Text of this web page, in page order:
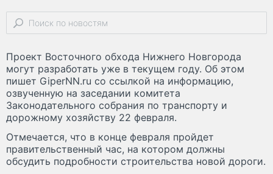
Проект Восточного обхода Нижнего Новгорода
могут разработать уже в текущем году. Об этом
пишет GiperNN.ru со ссылкой на информацию,
озвученную на заседании комитета
Законодательного собрания по транспорту и
дорожному хозяйству 22 февраля.
Отмечается, что в конце февраля пройдет
правительственный час, на котором должны
обсудить подробности строительства новой дороги.